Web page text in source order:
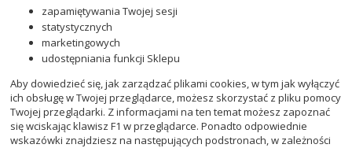
zapamiętywania Twojej sesji
statystycznych
marketingowych
udostępniania funkcji Sklepu
Aby dowiedzieć się, jak zarządzać plikami cookies, w tym jak wyłączyć
ich obsługę w Twojej przeglądarce, możesz skorzystać z pliku pomocy
Twojej przeglądarki. Z informacjami na ten temat możesz zapoznać
się wciskając klawisz F1 w przeglądarce. Ponadto odpowiednie
wskazówki znajdziesz na następujących podstronach, w zależności